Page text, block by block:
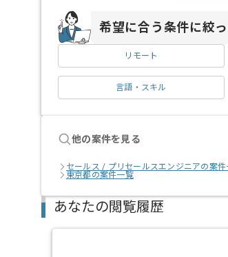
希望に合う条件に絞
リモート
言語・スキル
他の案件を見る
セールス / プリセールスエンジニアの案件
東京都の案件一覧
あなたの閲覧履歴